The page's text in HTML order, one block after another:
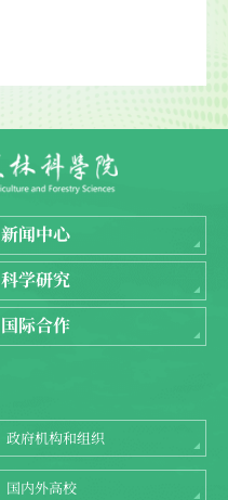
新闻中心
科学研究
国际合作
政府机构和组织
国内外高校